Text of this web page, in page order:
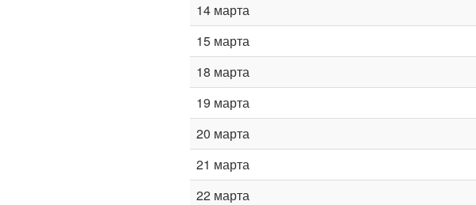
14 марта
15 марта
18 марта
19 марта
20 марта
21 марта
22 марта